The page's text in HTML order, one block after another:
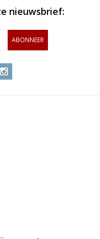
nieuwsbrief:
ABONNEER